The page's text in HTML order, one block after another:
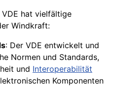
VDE hat vielfältige
Windkraft:
: Der VDE entwickelt und
Normen und Standards,
und Interoperabilität
Komponenten